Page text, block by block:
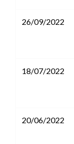
26/09/2022
18/07/2022
20/06/2022